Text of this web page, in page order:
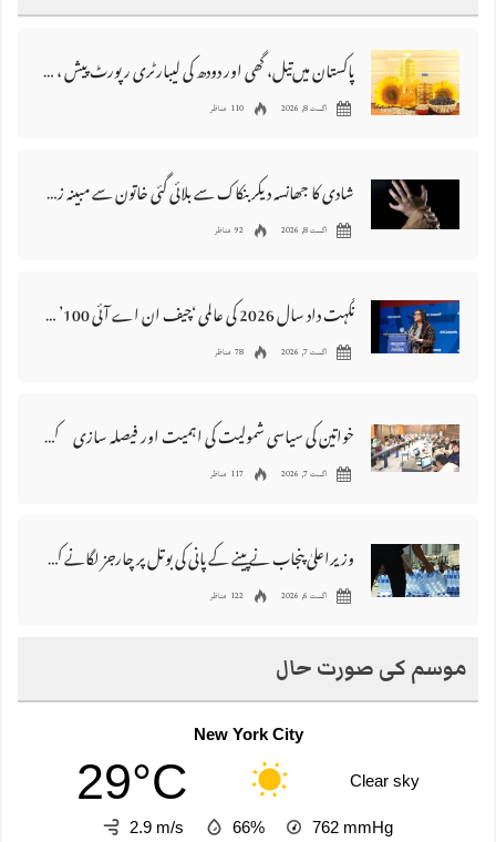
پاکستان میں‌تیل، گھی اور دودھ کی لیبارٹری رپورٹ پیش ، 176 نمونے غیر معیاری قرار
اگست 8, 2026 110 مناظر
شادی کا جھانسہ دیکر بنکاک سے بلائی گئی خاتون سے مبینہ زیادتی، ملزم گرفتار
اگست 8, 2026 92 مناظر
نگہت داد سال 2026 کی عالمی ‘چیف ان اے آئی 100’ فہرست میں شامل
اگست 7, 2026 78 مناظر
خواتین کی سیاسی شمولیت کی اہمیت اور فیصلہ سازی کے عمل میں فعال کردار
اگست 7, 2026 117 مناظر
وزیراعلیٰ پنجاب نے پینے کے پانی کی بوتل پر چارجز لگانے کی تجویز مستر دکر دی
اگست 6, 2026 122 مناظر
موسم کی صورت حال
New York City
29°C Clear sky
2.9 m/s 66% 762 mmHg